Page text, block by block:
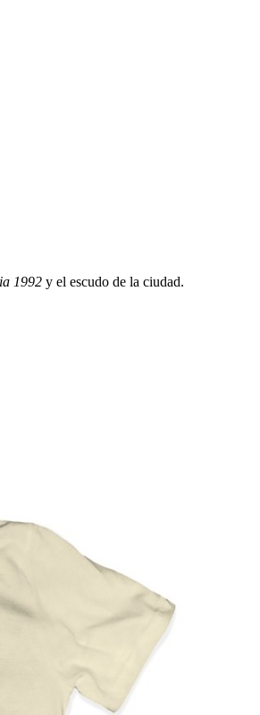
1992 y el escudo de la ciudad.